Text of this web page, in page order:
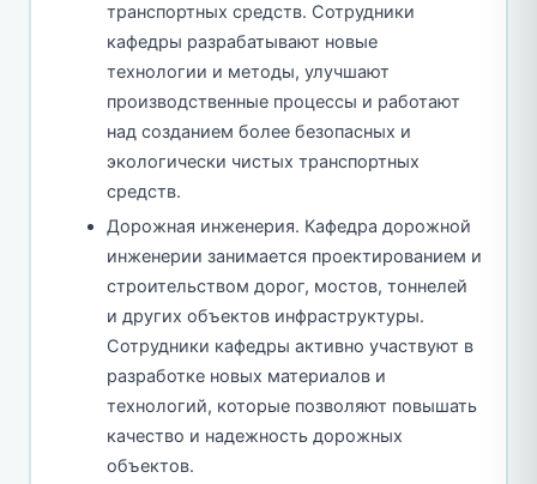
транспортных средств. Сотрудники
кафедры разрабатывают новые
технологии и методы, улучшают
производственные процессы и работают
над созданием более безопасных и
экологически чистых транспортных
средств.
Дорожная инженерия. Кафедра дорожной
инженерии занимается проектированием и
строительством дорог, мостов, тоннелей
и других объектов инфраструктуры.
Сотрудники кафедры активно участвуют в
разработке новых материалов и
технологий, которые позволяют повышать
качество и надежность дорожных
объектов.